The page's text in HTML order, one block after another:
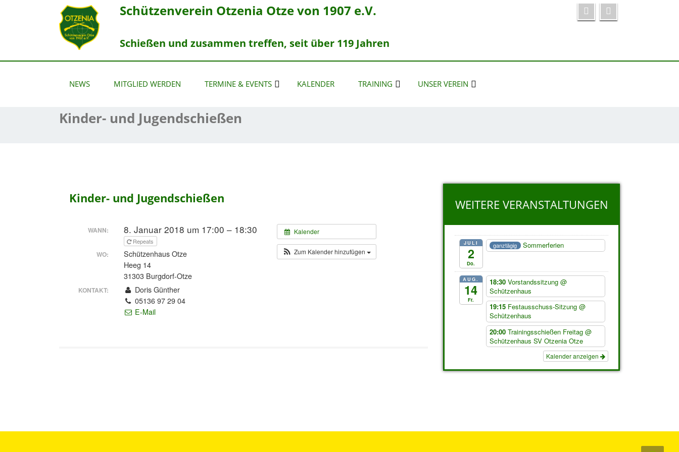
Schützenverein Otzenia Otze von 1907 e.V.
Schießen und zusammen treffen, seit über 119 Jahren
NEWS MITGLIED WERDEN TERMINE & EVENTS KALENDER TRAINING UNSER VEREIN
Kinder- und Jugendschießen
Kinder- und Jugendschießen
Kalender
Zum Kalender hinzufügen
WANN: 8. Januar 2018 um 17:00 – 18:30
Repeats
WO:
Schützenhaus Otze
Heeg 14
31303 Burgdorf-Otze
KONTAKT:
Doris Günther
05136 97 29 04
E-Mail
WEITERE VERANSTALTUNGEN
JULI
2
Do.
ganztägig Sommerferien
AUG.
14
Fr.
18:30 Vorstandssitzung @
Schützenhaus
19:15 Festausschuss-Sitzung @
Schützenhaus
20:00 Trainingsschießen Freitag @
Schützenhaus SV Otzenia Otze
Kalender anzeigen